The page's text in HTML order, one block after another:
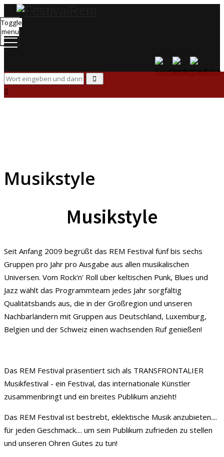
Toggle
menu
Musikstyle
Musikstyle
Seit Anfang 2009 begrüßt das REM Festival fünf bis sechs
Gruppen pro Jahr pro Ausgabe aus allen musikalischen
Universen. Vom Rock'n' Roll über keltischen Punk, Blues und
Jazz wählt das Programmteam jedes Jahr sorgfältig
Qualitätsbands aus, die in der Großregion und unseren
Nachbarländern mit Gruppen aus Deutschland, Luxemburg,
Belgien und der Schweiz einen wachsenden Ruf genießen!
Das REM Festival präsentiert sich als TRANSFRONTALIER
Musikfestival - ein Festival, das internationale Künstler
zusammenbringt und ein breites Publikum anzieht!
Das REM Festival ist bestrebt, eklektische Musik anzubieten....
für jeden Geschmack.... um sein Publikum zufrieden zu stellen
und unseren Ohren Gutes zu tun!